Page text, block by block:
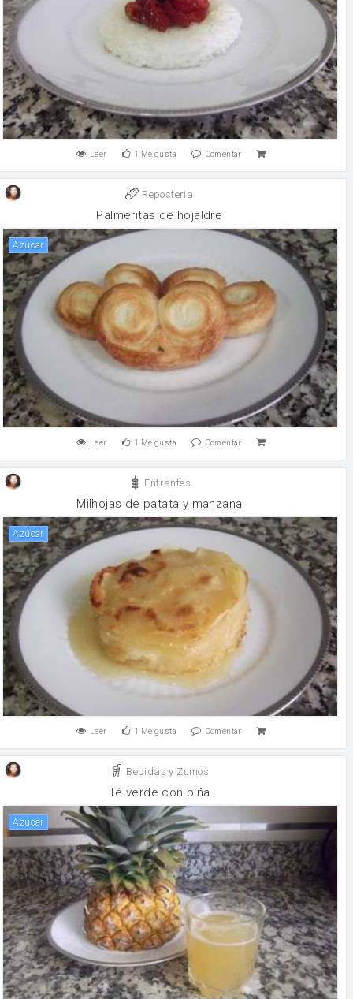
Leer 1 Me gusta Comentar
Reposteria
Palmeritas de hojaldre
Azúcar
Leer 1 Me gusta Comentar
Entrantes
Milhojas de patata y manzana
Azúcar
Leer 1 Me gusta Comentar
Bebidas y Zumos
Té verde con piña
Azúcar